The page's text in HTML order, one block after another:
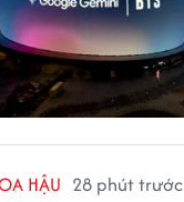
HẬU 28 phút trước